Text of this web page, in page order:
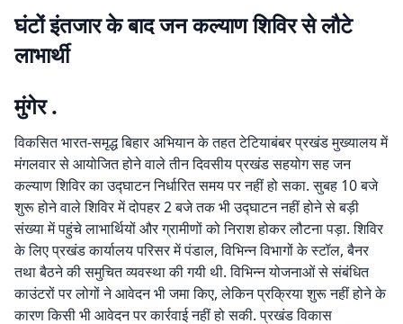
घंटों इंतजार के बाद जन कल्याण शिविर से लौटे
लाभार्थी
मुंगेर .
विकसित भारत-समृद्ध बिहार अभियान के तहत टेटियाबंबर प्रखंड मुख्यालय में
मंगलवार से आयोजित होने वाले तीन दिवसीय प्रखंड सहयोग सह जन
कल्याण शिविर का उद्घाटन निर्धारित समय पर नहीं हो सका. सुबह 10 बजे
शुरू होने वाले शिविर में दोपहर 2 बजे तक भी उद्घाटन नहीं होने से बड़ी
संख्या में पहुंचे लाभार्थियों और ग्रामीणों को निराश होकर लौटना पड़ा. शिविर
के लिए प्रखंड कार्यालय परिसर में पंडाल, विभिन्न विभागों के स्टॉल, बैनर
तथा बैठने की समुचित व्यवस्था की गयी थी. विभिन्न योजनाओं से संबंधित
काउंटरों पर लोगों ने आवेदन भी जमा किए, लेकिन प्रक्रिया शुरू नहीं होने के
कारण किसी भी आवेदन पर कार्रवाई नहीं हो सकी. प्रखंड विकास